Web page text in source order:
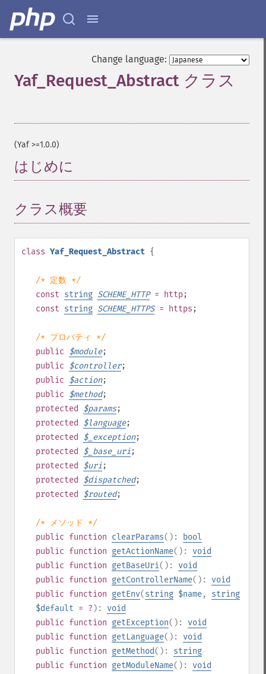
Change language:
Yaf_Request_Abstract クラス
(Yaf >=1.0.0)
はじめに
クラス概要
class Yaf_Request_Abstract {
/* 定数 */
const string SCHEME_HTTP= http;
const string SCHEME_HTTPS= https ;
/* プロパティ */
public $module;
public $controller;
public $action;
public $method;
protected
$params;
protected
$language;
protected
$_exception;
protected
$_base_uri;
protected
$uri;
protected
$dispatched;
protected
$routed;
/* メソッド */
public function clearParams():
bool
public function getActionName(): void
public function getBaseUri(): void
public function getControllerName(): void
public function getEnv(string $name, string
$default = ? ): void
public function getException(): void
public function getLanguage(): void
public function getMethod(): string
public function getModuleName(): void